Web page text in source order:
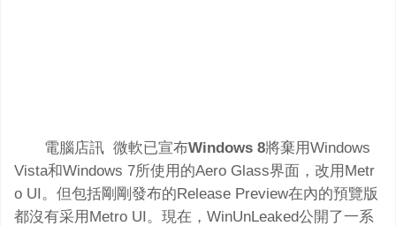
電腦店訊 微軟已宣布Windows 8將棄用Windows
Vista和Windows 7所使用的Aero Glass界面，改用Metr
o UI。但包括剛剛發布的Release Preview在內的預覽版
都沒有采用Metro UI。現在，WinUnLeaked公開了一系